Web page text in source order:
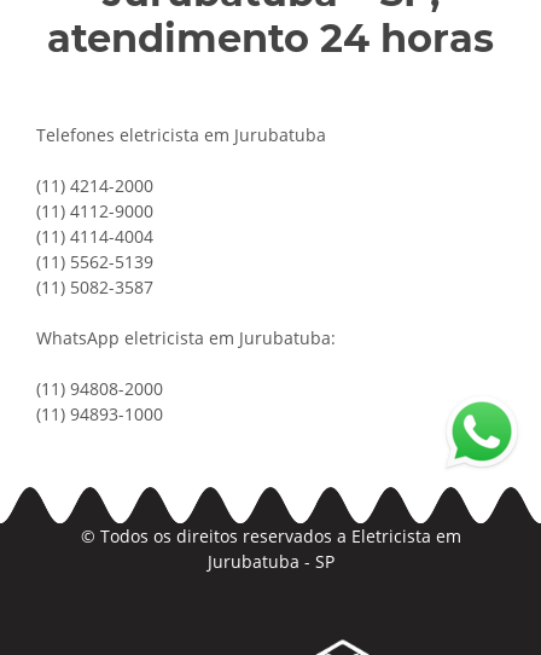
atendimento 24 horas
Telefones eletricista em Jurubatuba
(11) 4214-2000
(11) 4112-9000
(11) 4114-4004
(11) 5562-5139
(11) 5082-3587
WhatsApp eletricista em Jurubatuba:
(11) 94808-2000
(11) 94893-1000
© Todos os direitos reservados a Eletricista em
Jurubatuba - SP